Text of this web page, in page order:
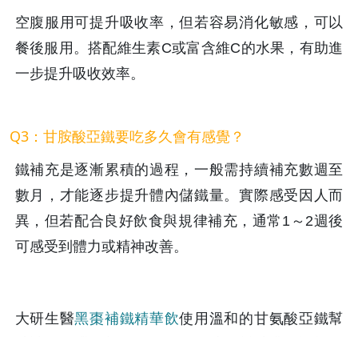
空腹服用可提升吸收率，但若容易消化敏感，可以
餐後服用。搭配維生素C或富含維C的水果，有助進
一步提升吸收效率。
Q3：甘胺酸亞鐵要吃多久會有感覺？
鐵補充是逐漸累積的過程，一般需持續補充數週至
數月，才能逐步提升體內儲鐵量。實際感受因人而
異，但若配合良好飲食與規律補充，通常1～2週後
可感受到體力或精神改善。
大研生醫黑棗補鐵精華飲使用溫和的甘氨酸亞鐵幫